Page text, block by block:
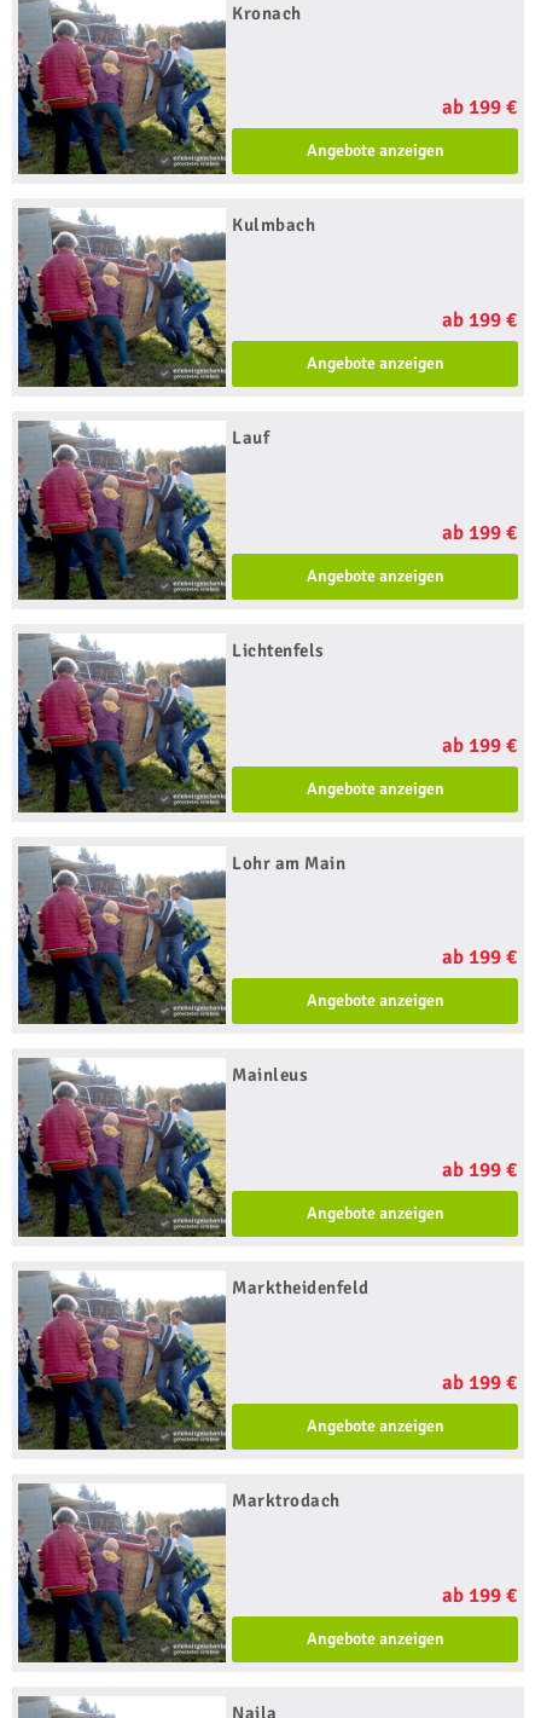
Kronach
ab 199 €
Angebote anzeigen
Kulmbach
ab 199 €
Angebote anzeigen
Lauf
ab 199 €
Angebote anzeigen
Lichtenfels
ab 199 €
Angebote anzeigen
Lohr am Main
ab 199 €
Angebote anzeigen
Mainleus
ab 199 €
Angebote anzeigen
Marktheidenfeld
ab 199 €
Angebote anzeigen
Marktrodach
ab 199 €
Angebote anzeigen
Naila